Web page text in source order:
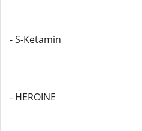
- S-Ketamin
- HEROINE